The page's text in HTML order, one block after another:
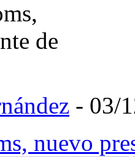
- 03/
nuevo